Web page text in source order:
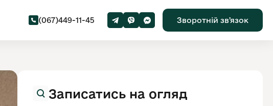
(067)449-11-45 Зворотній звʼязок
Записатись на огляд